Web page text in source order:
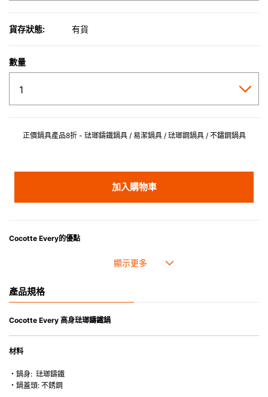
貨存狀態: 有貨
數量
正價鍋具產品8折 - 琺瑯鑄鐵鍋具 / 易潔鍋具 / 琺瑯鋼鍋具 / 不鏽鋼鍋具
加入購物車
Cocotte Every的優點
及「半圓形鍋蓋」，有效形成熱力循環對流，食材均勻受熱，美味再升級。
• 黑色內鍋的粗糙表面可承受較高熱力，因此適合煎炒菜式。極度推薦給首次使
• 最適合直接上桌，既實用又有體面，是 飲食視覺的一大享受。
• 超卓的存熱功能。
產品規格
Cocotte Every 高身琺瑯鑄鐵鍋
材料
・鍋身: 琺瑯鑄鐵
・鍋蓋頭: 不銹鋼